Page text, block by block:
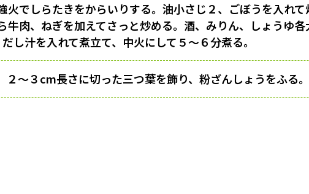
火でしらたきをからいりする。油小さじ２、ごぼうを入れ
牛肉、ねぎを加えてさっと炒める。酒、みりん、しょうゆ
し汁を入れて煮立て、中火にして５〜６分煮る。
２〜３cm長さに切った三つ葉を飾り、粉ざんしょうをふる